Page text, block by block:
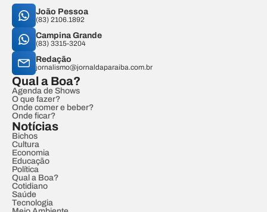
João Pessoa
(83) 2106.1892
Campina Grande
(83) 3315-3204
Redação
jornalismo@jornaldaparaiba.com.br
Qual a Boa?
Agenda de Shows
O que fazer?
Onde comer e beber?
Onde ficar?
Notícias
Bichos
Cultura
Economia
Educação
Política
Qual a Boa?
Cotidiano
Saúde
Tecnologia